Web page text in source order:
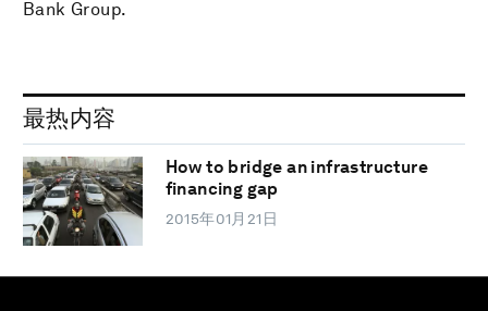
Bank Group.
最热内容
How to bridge an infrastructure
financing gap
2015年01月21日